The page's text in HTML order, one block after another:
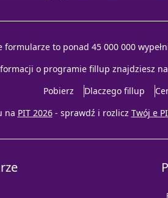
formularze to ponad 45 000 000
o programie fillup znajdziesz
Pobierz
Dlaczego fillup
na PIT 2026 - sprawdź i rozlicz Twój e